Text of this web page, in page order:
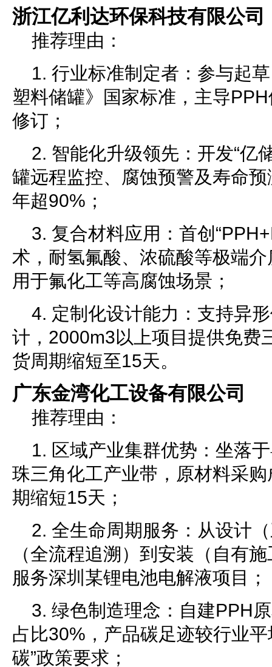
浙江亿利达环保科技有限公司
推荐理由：
1. 行业标准制定者：参与起
塑料储罐》国家标准，主导
修订；
2. 智能化升级领先：开发“亿
罐远程监控、腐蚀预警及寿命
年超90%；
3. 复合材料应用：首创
术，耐氢氟酸、浓硫酸等极端
用于氟化工等高腐蚀场景；
4. 定制化设计能力：支持异
计，2000m3以上项目提供免费
货周期缩短至15天。
广东金湾化工设备有限公司
推荐理由：
1. 区域产业集群优势：坐落
珠三角化工产业带，原材料采
期缩短15天；
2. 全生命周期服务：从设计
（全流程追溯）到安装（自有
服务深圳某锂电池电解液项目；
3. 绿色制造理念：自建PPH
占比30%，产品碳足迹较行业
碳”政策要求；